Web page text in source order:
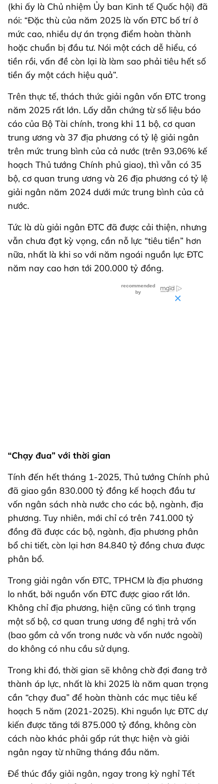
(khi ấy là Chủ nhiệm Ủy ban Kinh tế Quốc hội) đã
nói: “Đặc thù của năm 2025 là vốn ĐTC bố trí ở
mức cao, nhiều dự án trọng điểm hoàn thành
hoặc chuẩn bị đầu tư. Nói một cách dễ hiểu, có
tiền rồi, vấn đề còn lại là làm sao phải tiêu hết số
tiền ấy một cách hiệu quả”.
Trên thực tế, thách thức giải ngân vốn ĐTC trong
năm 2025 rất lớn. Lấy dẫn chứng từ số liệu báo
cáo của Bộ Tài chính, trong khi 11 bộ, cơ quan
trung ương và 37 địa phương có tỷ lệ giải ngân
trên mức trung bình của cả nước (trên 93,06% kế
hoạch Thủ tướng Chính phủ giao), thì vẫn có 35
bộ, cơ quan trung ương và 26 địa phương có tỷ lệ
giải ngân năm 2024 dưới mức trung bình của cả
nước.
Tức là dù giải ngân ĐTC đã được cải thiện, nhưng
vẫn chưa đạt kỳ vọng, cần nỗ lực “tiêu tiền” hơn
nữa, nhất là khi so với năm ngoái nguồn lực ĐTC
năm nay cao hơn tới 200.000 tỷ đồng.
“Chạy đua” với thời gian
Tính đến hết tháng 1-2025, Thủ tướng Chính phủ
đã giao gần 830.000 tỷ đồng kế hoạch đầu tư
vốn ngân sách nhà nước cho các bộ, ngành, địa
phương. Tuy nhiên, mới chỉ có trên 741.000 tỷ
đồng đã được các bộ, ngành, địa phương phân
bổ chi tiết, còn lại hơn 84.840 tỷ đồng chưa được
phân bổ.
Trong giải ngân vốn ĐTC, TPHCM là địa phương
lo nhất, bởi nguồn vốn ĐTC được giao rất lớn.
Không chỉ địa phương, hiện cũng có tình trạng
một số bộ, cơ quan trung ương đề nghị trả vốn
(bao gồm cả vốn trong nước và vốn nước ngoài)
do không có nhu cầu sử dụng.
Trong khi đó, thời gian sẽ không chờ đợi đang trở
thành áp lực, nhất là khi 2025 là năm quan trọng
cần “chạy đua” để hoàn thành các mục tiêu kế
hoạch 5 năm (2021-2025). Khi nguồn lực ĐTC dự
kiến được tăng tới 875.000 tỷ đồng, không còn
cách nào khác phải gấp rút thực hiện và giải
ngân ngay từ những tháng đầu năm.
Để thúc đẩy giải ngân, ngay trong kỳ nghỉ Tết